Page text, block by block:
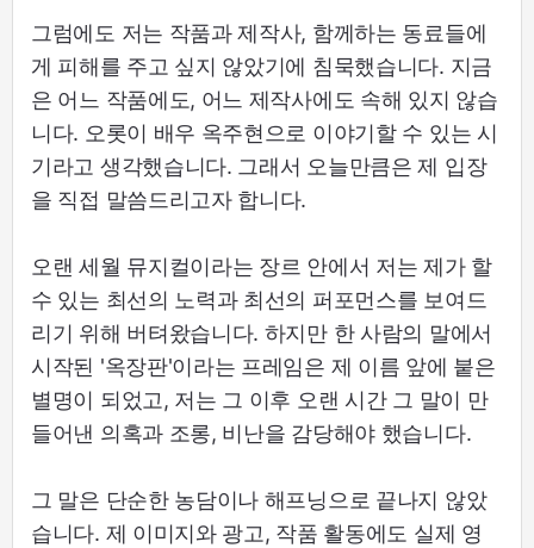
그럼에도 저는 작품과 제작사, 함께하는 동료들에
게 피해를 주고 싶지 않았기에 침묵했습니다. 지금
은 어느 작품에도, 어느 제작사에도 속해 있지 않습
니다. 오롯이 배우 옥주현으로 이야기할 수 있는 시
기라고 생각했습니다. 그래서 오늘만큼은 제 입장
을 직접 말씀드리고자 합니다.
오랜 세월 뮤지컬이라는 장르 안에서 저는 제가 할
수 있는 최선의 노력과 최선의 퍼포먼스를 보여드
리기 위해 버텨왔습니다. 하지만 한 사람의 말에서
시작된 '옥장판'이라는 프레임은 제 이름 앞에 붙은
별명이 되었고, 저는 그 이후 오랜 시간 그 말이 만
들어낸 의혹과 조롱, 비난을 감당해야 했습니다.
그 말은 단순한 농담이나 해프닝으로 끝나지 않았
습니다. 제 이미지와 광고, 작품 활동에도 실제 영